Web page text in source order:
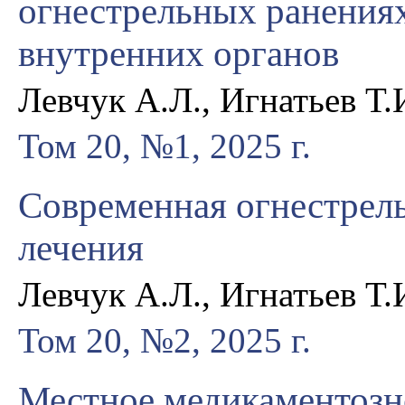
огнестрельных
внутренних органов
Левчук А.Л., Игнатьев
Том 20, №1, 2025 г.
Современная
лечения
Левчук А.Л., Игнатьев
Том 20, №2, 2025 г.